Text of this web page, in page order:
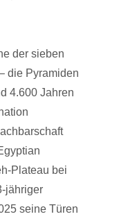
der sieben
die Pyramiden
4.600 Jahren
Plateau bei
jähriger
seine Türen